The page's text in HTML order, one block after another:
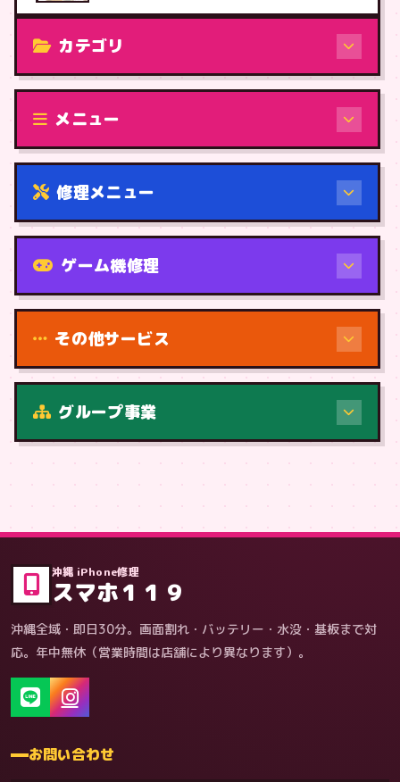
カテゴリ
修理（機種から）
メニュー
修理メニュー
機種から
症状・内容から
ゲーム機修理
その他サービス
グループ事業
沖縄 iPhone修理
スマホ１１９
沖縄全域・即日30分。画面割れ・バッテリー・水没・基板まで対
応。年中無休（営業時間は店舗により異なります）。
お問い合わせ